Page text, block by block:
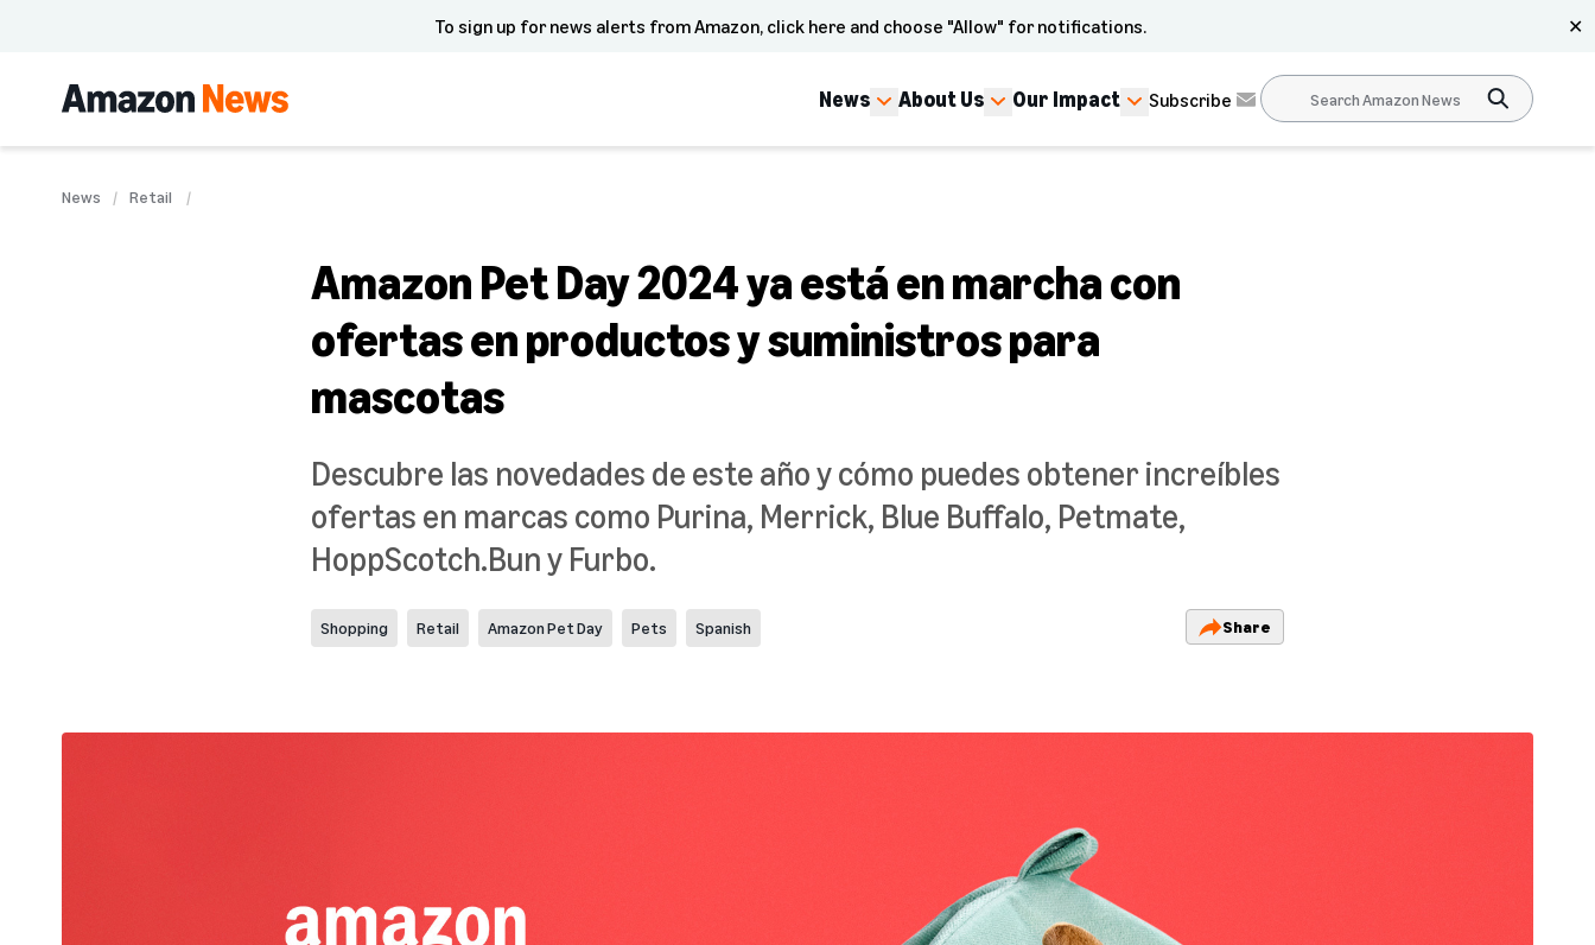
To sign up for news alerts from Amazon, click here and choose "Allow" for notifications. ✕
News About Us Our Impact Subscribe
News Retail
Amazon Pet Day 2024 ya está en marcha con
ofertas en productos y suministros para
mascotas
Descubre las novedades de este año y cómo puedes obtener increíbles
ofertas en marcas como Purina, Merrick, Blue Buffalo, Petmate,
HoppScotch.Bun y Furbo.
Shopping Retail Amazon Pet Day Pets Spanish Share